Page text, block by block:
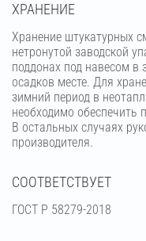
ХРАНЕНИЕ
Хранение штукатурных
нетронутой заводской
поддонах под навесом
осадков месте. Для
зимний период в
необходимо обеспечить
В остальных случаях
производителя.
СООТВЕТСТВУЕТ
ГОСТ Р 58279-2018